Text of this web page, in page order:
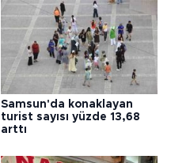
Samsun'da konaklayan
turist sayısı yüzde 13,68
arttı